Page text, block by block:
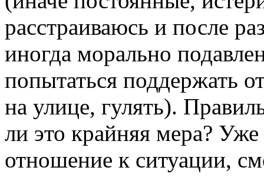
расстраиваюсь и после
иногда морально
попытаться поддержать
на улице, гулять).
ли это крайняя мера?
отношение к ситуации,